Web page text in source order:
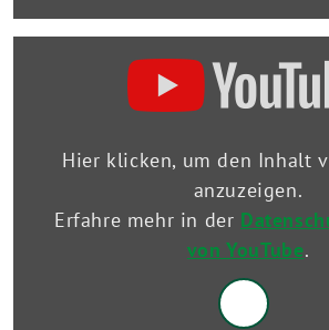
Ideenwettbewerb
25.04.2024“
Hier klicken, um den Inhalt
anzuzeigen.
Erfahre mehr in der
von YouTube.